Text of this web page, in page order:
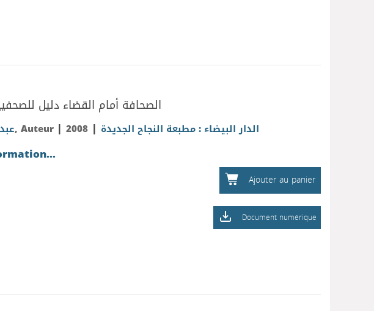
الصحافة أمام القضاء دليل
, Auteur | الدار البيضاء : مطبعة النجاح الجديدة |
2008
Ajouter au panier
Document numérique